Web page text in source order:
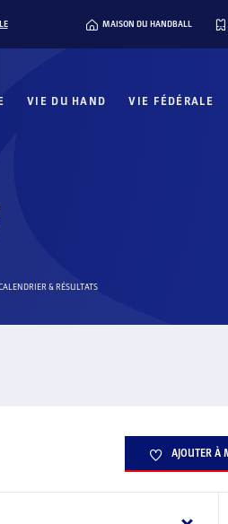
MAISON DU HANDBALL
VIE DU HAND VIE FÉDÉRALE
& RÉSULTATS
AJOUTER À